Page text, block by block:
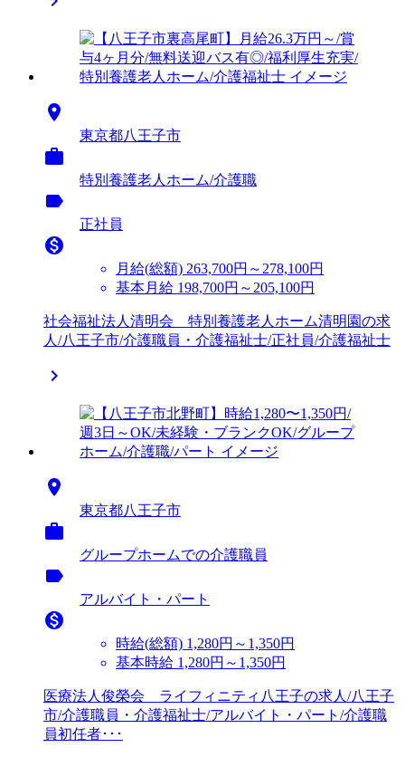

東京都八王子市

特別養護老人ホーム/介護職
label
正社員

月給(総額) 263,700円～278,100円
基本月給 198,700円～205,100円
社会福祉法人清明会 特別養護老人ホーム清明園の求
人/八王子市/介護職員・介護福祉士/正社員/介護福祉士


東京都八王子市

グループホームでの介護職員
label
アルバイト・パート

時給(総額) 1,280円～1,350円
基本時給 1,280円～1,350円
医療法人俊榮会 ライフィニティ八王子の求人/八王子
市/介護職員・介護福祉士/アルバイト・パート/介護職
員初任者･･･